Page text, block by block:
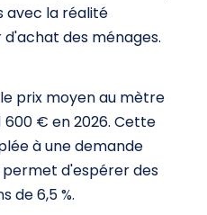
avec la réalité
des ménages.
prix moyen au mètre
€ en 2026. Cette
à une demande
d'espérer des
de 6,5 %.